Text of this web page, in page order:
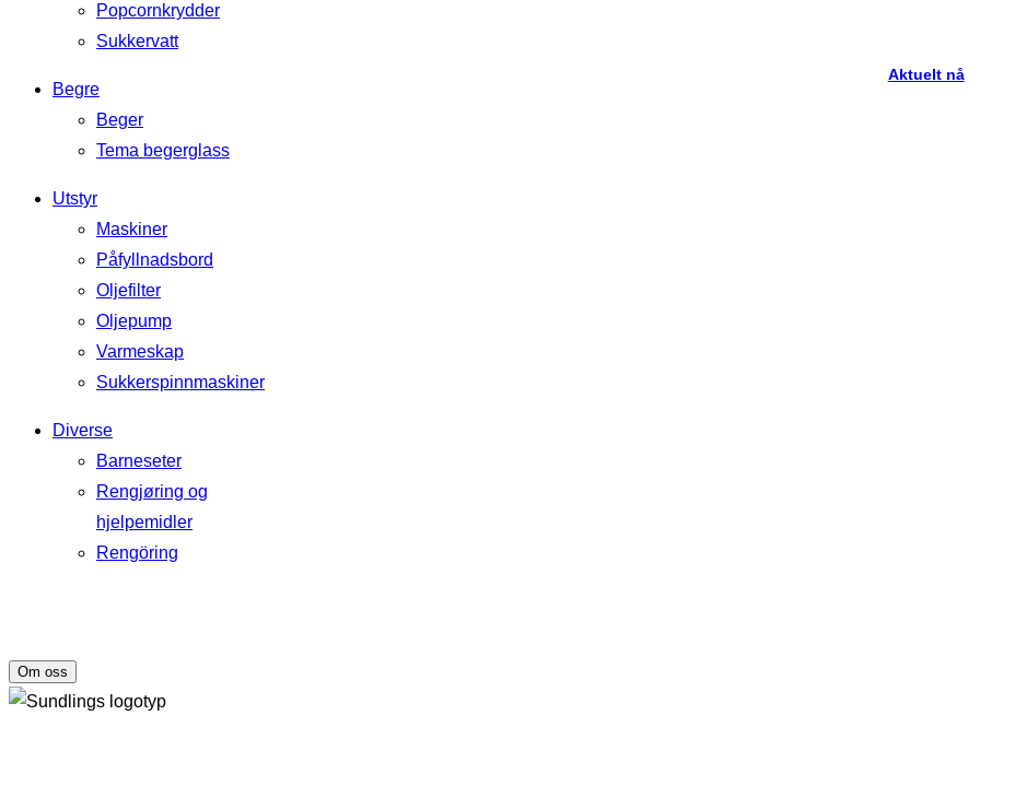
Popcornkrydder
Sukkervatt
Begre
Beger
Tema begerglass
Utstyr
Maskiner
Påfyllnadsbord
Oljefilter
Oljepump
Varmeskap
Sukkerspinnmaskiner
Diverse
Barneseter
Rengjøring og
hjelpemidler
Rengöring
Aktuelt nå
Om oss